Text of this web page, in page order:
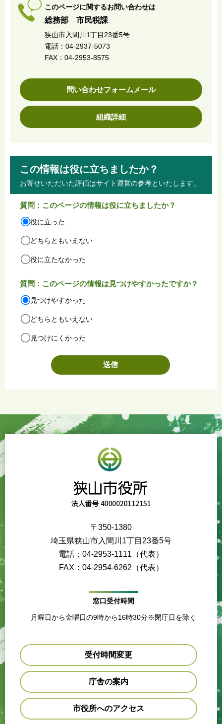
このページに関するお問い合わせは
総務部 市民税課
狭山市入間川1丁目23番5号
電話：04-2937-5073
FAX：04-2953-8575
問い合わせフォームメール
組織詳細
この情報は役に立ちましたか？
お寄せいただいた評価はサイト運営の参考といたします。
質問：このページの情報は役に立ちましたか？
役に立った
どちらともいえない
役に立たなかった
質問：このページの情報は見つけやすかったですか？
見つけやすかった
どちらともいえない
見つけにくかった
〒350-1380
埼玉県狭山市入間川1丁目23番5号
電話：04-2953-1111（代表）
FAX：04-2954-6262（代表）
窓口受付時間
月曜日から金曜日の9時から16時30分※閉庁日を除く
受付時間変更
庁舎の案内
市役所へのアクセス